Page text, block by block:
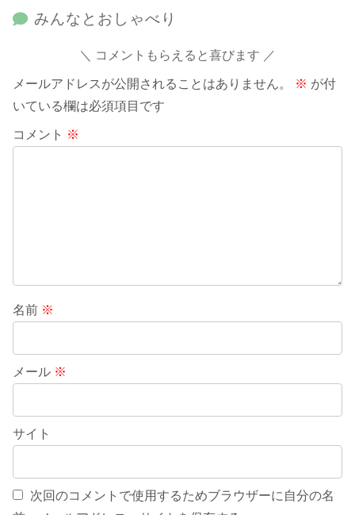
みんなとおしゃべり
コメントもらえると喜びます
メールアドレスが公開されることはありません。 ※ が付
いている欄は必須項目です
コメント ※
名前 ※
メール ※
サイト
次回のコメントで使用するためブラウザーに自分の名